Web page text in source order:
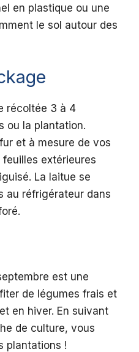
en plastique ou une
le sol autour des
récoltée 3 à 4
ou la plantation.
et à mesure de vos
extérieures
La laitue se
au réfrigérateur dans
est une
de légumes frais et
en hiver. En suivant
de culture, vous
plantations !